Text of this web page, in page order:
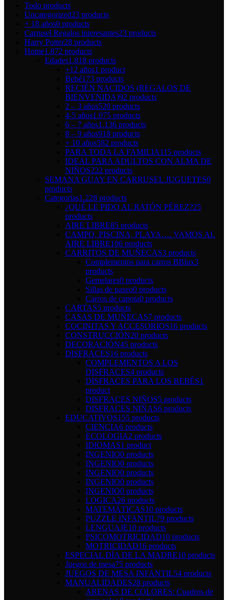
Todo products
Uncategorized23 products
+ 18 años0 products
Carrusel Regalos interesantes23 products
Harry Potter28 products
Home1.872 products
Edades1.818 products
+12 años1 product
Bebé173 products
RECIÉN NACIDOS (REGALOS DE
BIENVENIDA)92 products
2 – 3 años520 products
4-5 años1.075 products
6 – 7 años1.136 products
8 – 9 años918 products
+ 10 años582 products
PARA TODA LA FAMILIA115 products
IDEAL PARA ADULTOS CON ALMA DE
NIÑOS222 products
SEMANA GUAY EN CARRUSEL JUGUETES0
products
Categorías1.228 products
¿QUÉ LE PIDO AL RATÓN PÉREZ?25
products
AIRE LIBRE85 products
CAMPO, PISCINA, PLAYA…. VAMOS AL
AIRE LIBRE106 products
CARRITOS DE MUÑECAS3 products
Complementos para carros BBlux3
products
Gemelares0 products
Sillas de paseo0 products
Carros de capota0 products
CARTAS5 products
CASAS DE MUÑECAS7 products
COCINITAS Y ACCESORIOS16 products
CONSTRUCCIÓN20 products
DECORACIÓN45 products
DISFRACES16 products
COMPLEMENTOS A LOS
DISFRACES4 products
DISFRACES PARA LOS BEBÉS1
product
DISFRACES NIÑOS5 products
DISFRACES NIÑAS6 products
EDUCATIVOS155 products
CIENCIA6 products
ECOLOGIA2 products
IDIOMAS1 product
INGENIO0 products
INGENIO0 products
INGENIO0 products
INGENIO0 products
INGENIO0 products
LOGICA26 products
MATEMÁTICAS10 products
PUZZLE INFANTIL79 products
LENGUAJE10 products
PSICOMOTRICIDAD10 products
MOTRICIDAD16 products
ESPECIAL DÍA DE LA MADRE10 products
Juegos de mesa75 products
JUEGOS DE MESA INFANTIL54 products
MANUALIDADES28 products
ARENAS DE COLORES: Cuadros de